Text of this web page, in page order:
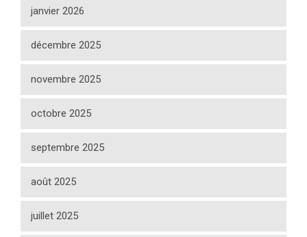
janvier 2026
décembre 2025
novembre 2025
octobre 2025
septembre 2025
août 2025
juillet 2025